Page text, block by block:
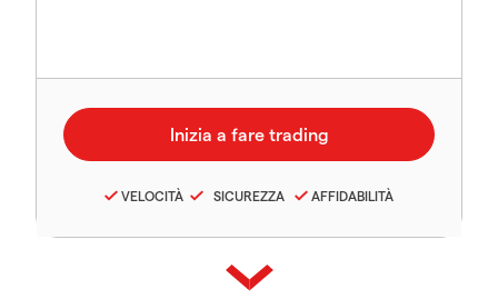
VELOCITÀ SICUREZZA AFFIDABILITÀ